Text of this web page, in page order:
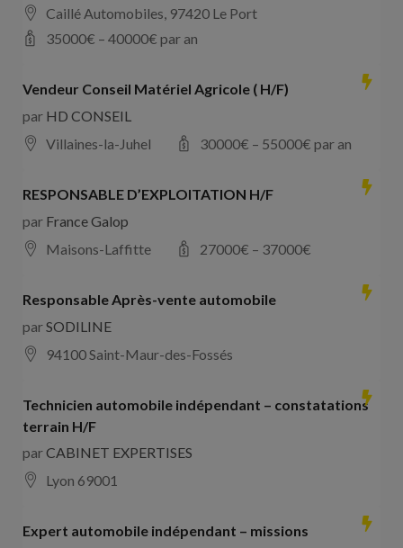
Caillé Automobiles, 97420 Le Port
35000€ – 40000€ par an
Vendeur Conseil Matériel Agricole ( H/F)
par HD CONSEIL
Villaines-la-Juhel
30000€ – 55000€ par an
RESPONSABLE D’EXPLOITATION H/F
par France Galop
Maisons-Laffitte
27000€ – 37000€
Responsable Après-vente automobile
parSODILINE
94100 Saint-Maur-des-Fossés
Technicien automobile indépendant – constatations
terrain H/F
parCABINET EXPERTISES
Lyon 69001
Expert automobile indépendant – missions